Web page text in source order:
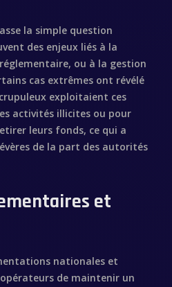
la simple question
des enjeux liés à la
ou à la gestion
cas extrêmes ont révélé
exploitaient ces
activités illicites ou pour
leurs fonds, ce qui a
de la part des autorités
et
nationales et
de maintenir un